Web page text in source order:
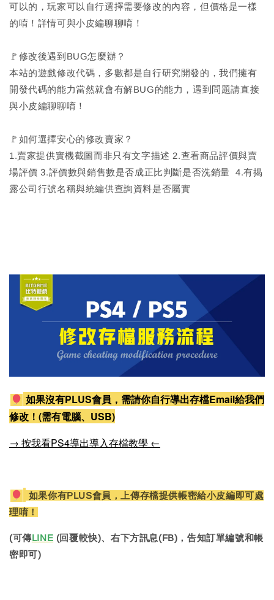
可以的，玩家可以自行選擇需要修改的內容，但價格是一樣
的唷！詳情可與小皮編聊聊唷！
🚩修改後遇到BUG怎麼辦？
本站的遊戲修改代碼，多數都是自行研究開發的，我們擁有
開發代碼的能力當然就會有解BUG的能力，遇到問題請直接
與小皮編聊聊唷！
🚩如何選擇安心的修改賣家？
1.賣家提供實機截圖而非只有文字描述 2.查看商品評價與賣
場評價 3.評價數與銷售數是否成正比判斷是否洗銷量 4.有揭
露公司行號名稱與統編供查詢資料是否屬實
如果沒有PLUS會員，需請你自行導出存檔Email給我們
修改！(需有電腦、USB)
→ 按我看PS4導出導入存檔教學 ←
如果你有PLUS會員，上傳存檔提供帳密給小皮編即可處
理唷！
(可傳LINE (回覆較快)、右下方訊息(FB)，告知訂單編號和帳
密即可)